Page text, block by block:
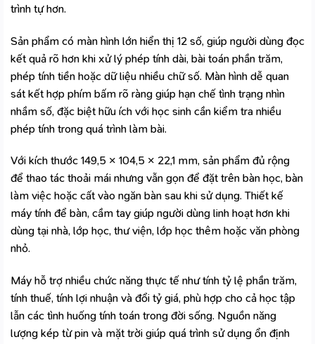
trình tự hơn.
Sản phẩm có màn hình lớn hiển thị 12 số, giúp người dùng đọc
kết quả rõ hơn khi xử lý phép tính dài, bài toán phần trăm,
phép tính tiền hoặc dữ liệu nhiều chữ số. Màn hình dễ quan
sát kết hợp phím bấm rõ ràng giúp hạn chế tình trạng nhìn
nhầm số, đặc biệt hữu ích với học sinh cần kiểm tra nhiều
phép tính trong quá trình làm bài.
Với kích thước 149,5 × 104,5 × 22,1 mm, sản phẩm đủ rộng
để thao tác thoải mái nhưng vẫn gọn để đặt trên bàn học, bàn
làm việc hoặc cất vào ngăn bàn sau khi sử dụng. Thiết kế
máy tính để bàn, cầm taygiúp người dùng linh hoạt hơn khi
dùng tại nhà, lớp học, thư viện, lớp học thêm hoặc văn phòng
nhỏ.
Máy hỗ trợ nhiều chức năng thực tế như tính tỷ lệ phần trăm,
tính thuế, tính lợi nhuận và đổi tỷ giá, phù hợp cho cả học tập
lẫn các tình huống tính toán trong đời sống. Nguồn năng
lượng kép từ pin và mặt trời giúp quá trình sử dụng ổn định